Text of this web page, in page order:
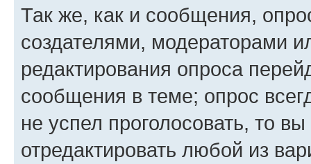
Так же, как и сообщения,
создателями, модераторами
редактирования опроса
сообщения в теме; опрос
не успел проголосовать, то
отредактировать любой из